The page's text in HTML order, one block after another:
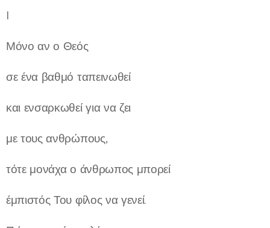
I
Μόνο αν ο Θεός
σε ένα βαθμό ταπεινωθεί
και ενσαρκωθεί για να ζει
με τους ανθρώπους,
τότε μονάχα ο άνθρωπος μπορεί
έμπιστός Του φίλος να γενεί.